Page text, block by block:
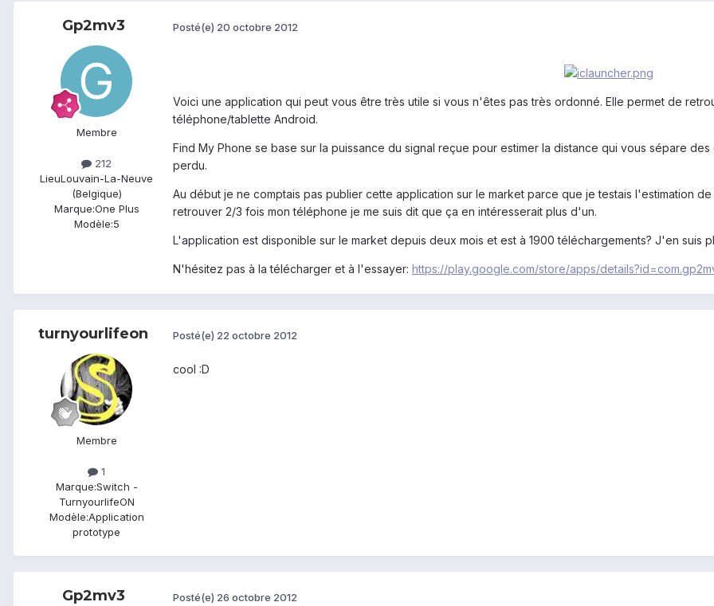
Gp2mv3
Membre
212
LieuLouvain-La-Neuve
(Belgique)
Marque:One Plus
Modèle:5
Posté(e) 20 octobre 2012
Voici une application qui peut vous être très utile si vous n'êtes pas très ordonné. Elle permet de
téléphone/tablette Android.
Find My Phone se base sur la puissance du signal reçue pour estimer la distance qui vous sépare
perdu.
Au début je ne comptais pas publier cette application sur le market parce que je testais l'estimation
retrouver 2/3 fois mon téléphone je me suis dit que ça en intéresserait plus d'un.
L'application est disponible sur le market depuis deux mois et est à 1900 téléchargements? J'en suis
N'hésitez pas à la télécharger et à l'essayer: https://play.google.com/store/apps/
turnyourlifeon
Membre
1
Marque:Switch -
TurnyourlifeON
Modèle:Application
prototype
Posté(e) 22 octobre 2012
cool :D
Gp2mv3 Posté(e) 26 octobre 2012